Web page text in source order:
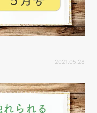
2021.05.28